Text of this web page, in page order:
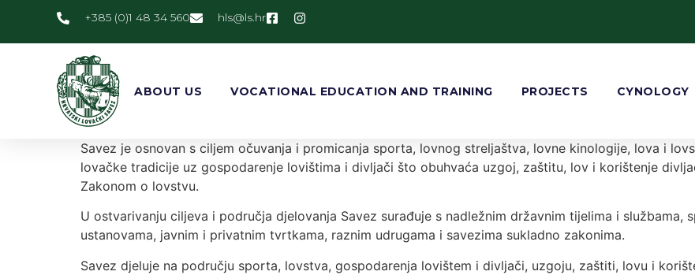
+385 (0)1 48 34 560 rh.sl
@slh
ABOUT US VOCATIONAL EDUCATION AND TRAINING PROJECTS CYNOLOGY
Savez je osnovan s ciljem očuvanja i promicanja sporta, lovnog streljaštva, lovne kinologije, lova i
lovačke tradicije uz gospodarenje lovištima i divljači što obuhvaća uzgoj, zaštitu, lov i korištenje
Zakonom o lovstvu.
U ostvarivanju ciljeva i područja djelovanja Savez surađuje s nadležnim državnim tijelima i službama,
ustanovama, javnim i privatnim tvrtkama, raznim udrugama i savezima sukladno zakonima.
Savez djeluje na području sporta, lovstva, gospodarenja lovištem i divljači, uzgoju, zaštiti, lovu i